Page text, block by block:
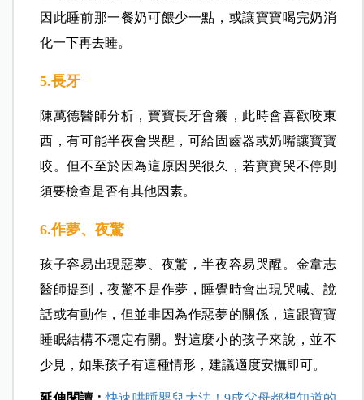
因此睡前那一餐奶可餵少一點，或讓寶寶喝完奶消
化一下再去睡。
5.長牙
陳萬德醫師分析，寶寶長牙會癢，此時會喜歡咬東
西，有可能半夜會哭醒，可給固齒器或奶嘴讓寶寶
咬。但不至於因為這原因哭很久，若寶寶哭不停則
須要檢查是否有其他因素。
6.作夢、夜驚
孩子容易出現惡夢、夜驚，半夜容易哭醒。金韋志
醫師提到，夜驚不是作夢，睡覺時會出現哭喊、說
話或有動作，但並非因為作惡夢的關係，這跟寶寶
睡眠結構不穩定有關。對這麼小的孩子來說，並不
少見，如果孩子有這種情形，建議適度安撫即可。